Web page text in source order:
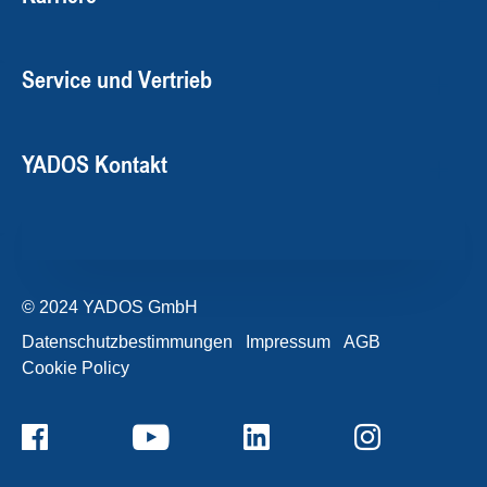
Service und Vertrieb
YADOS Kontakt
© 2024 YADOS GmbH
Datenschutzbestimmungen
Impressum
AGB
Cookie Policy